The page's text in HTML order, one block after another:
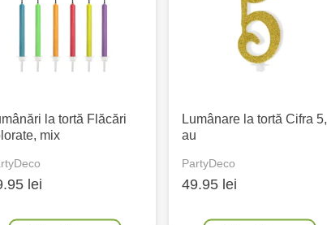
la tortă Flăcări
mix
lei
Lumânare la tortă Cifra 5,
au
PartyDeco
49.95 lei